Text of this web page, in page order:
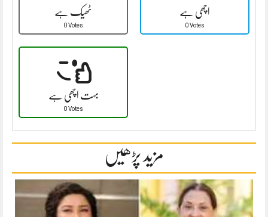
ٹھیک ہے
0 Votes
اچھی ہے
0 Votes
بہت اچھی ہے
0 Votes
مزید پڑھیں